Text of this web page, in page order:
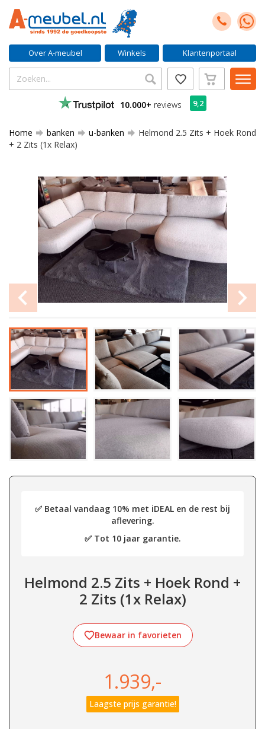
Over A-meubel Winkels Klantenportaal
10.000+ reviews 9,2
Home banken u-banken
Helmond 2.5 Zits + Hoek Rond
+ 2 Zits (1x Relax)
✅ Betaal vandaag 10% met iDEAL en de rest bij
aflevering.
✅ Tot 10 jaar garantie.
Helmond 2.5 Zits + Hoek Rond +
2 Zits (1x Relax)
Bewaar in favorieten
1.939,-
Laagste prijs garantie!